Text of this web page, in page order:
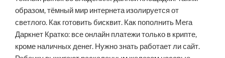
образом, тёмный мир интернета изолируется от
светлого. Как готовить бисквит. Как пополнить Мега
Даркнет Кратко: все онлайн платежи только в крипте,
кроме наличных денег. Нужно знать работает ли сайт.